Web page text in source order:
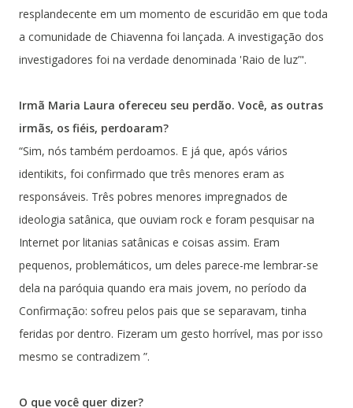
resplandecente em um momento de escuridão em que toda
a comunidade de Chiavenna foi lançada. A investigação dos
investigadores foi na verdade denominada 'Raio de luz’".
Irmã Maria Laura ofereceu seu perdão. Você, as outras
irmãs, os fiéis, perdoaram?
“Sim, nós também perdoamos. E já que, após vários
identikits, foi confirmado que três menores eram as
responsáveis. Três pobres menores impregnados de
ideologia satânica, que ouviam rock e foram pesquisar na
Internet por litanias satânicas e coisas assim. Eram
pequenos, problemáticos, um deles parece-me lembrar-se
dela na paróquia quando era mais jovem, no período da
Confirmação: sofreu pelos pais que se separavam, tinha
feridas por dentro. Fizeram um gesto horrível, mas por isso
mesmo se contradizem ”.
O que você quer dizer?